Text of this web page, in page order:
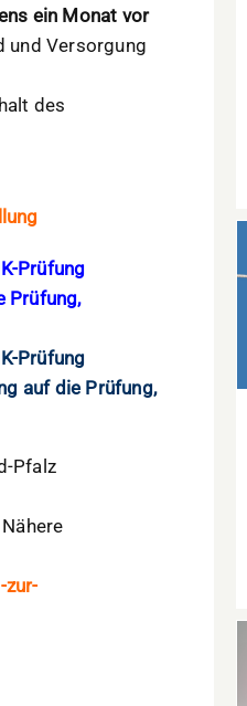
ein Monat vor
und Versorgung
des
Prüfung
Prüfung,
Prüfung
auf die Prüfung,
Pfalz